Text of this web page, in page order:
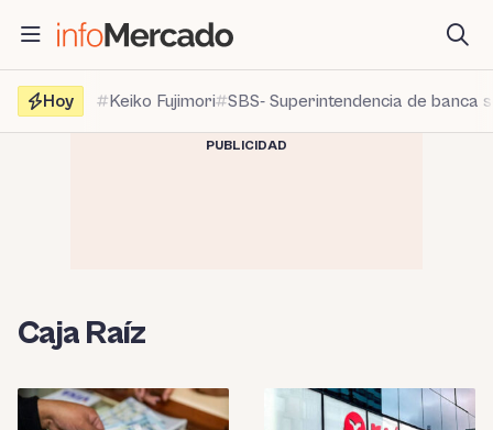
contenido
Hoy
Keiko Fujimori SBS- Superintendencia de banca
PUBLICIDAD
Caja Raíz